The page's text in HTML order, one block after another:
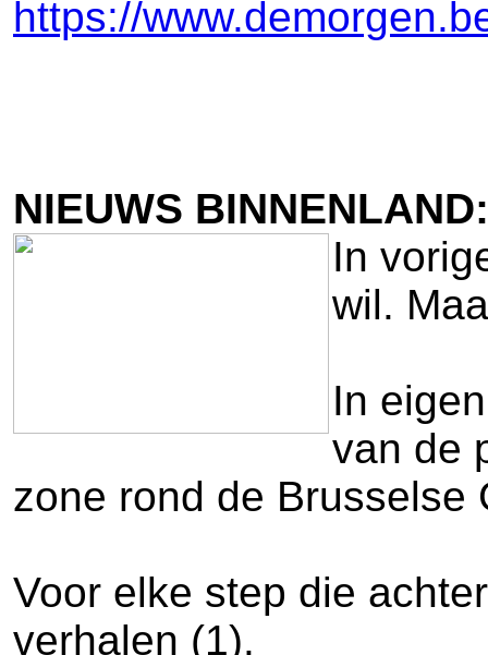
https://
NIEUWS
In
wil.
In
van de
zone rond de Brusselse
Voor elke step die
verhalen (1).